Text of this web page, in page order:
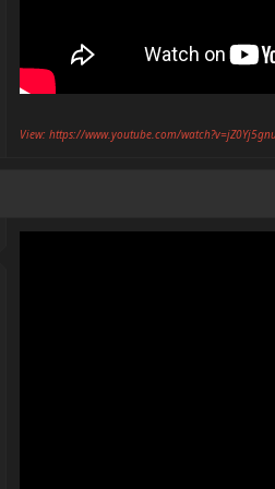
View: https://www.youtube.com/